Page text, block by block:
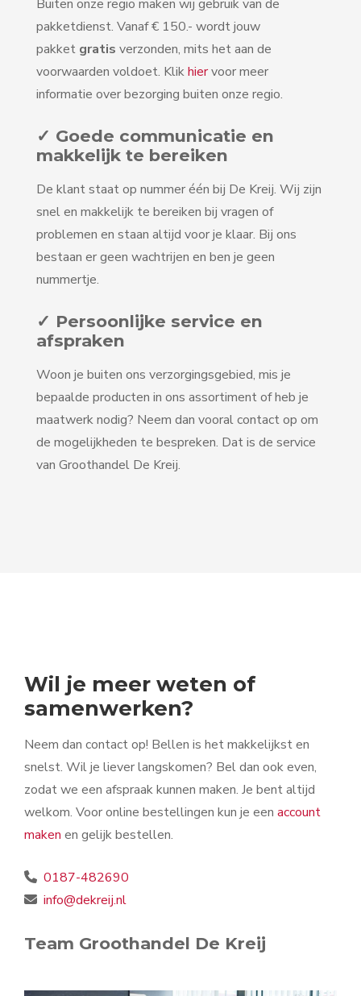
Buiten onze regio maken wij gebruik van de
pakketdienst. Vanaf € 150.- wordt jouw
pakket gratis verzonden, mits het aan de
voorwaarden voldoet. Klikhiervoor meer
informatie over bezorging buiten onze regio.
✓ Goede communicatie en
makkelijk te bereiken
De klant staat op nummer één bij De Kreij. Wij zijn
snel en makkelijk te bereiken bij vragen of
problemen en staan altijd voor je klaar. Bij ons
bestaan er geen wachtrijen en ben je geen
nummertje.
✓ Persoonlijke service en
afspraken
Woon je buiten ons verzorgingsgebied, mis je
bepaalde producten in ons assortiment of heb je
maatwerk nodig? Neem dan vooral contact op om
de mogelijkheden te bespreken. Dat is de service
van Groothandel De Kreij.
Wil je meer weten of
samenwerken?
Neem dan contact op! Bellen is het makkelijkst en
snelst. Wil je liever langskomen? Bel dan ook even,
zodat we een afspraak kunnen maken. Je bent altijd
welkom. Voor online bestellingen kun je een account
maken en gelijk bestellen.
0187-482690
info@dekreij.nl
Team Groothandel De Kreij